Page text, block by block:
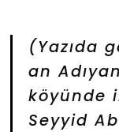
(Yazıda
an
köyünde
Seyyid